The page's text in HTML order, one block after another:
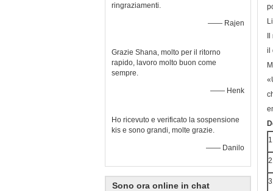
ringraziamenti.
—— Rajen
Grazie Shana, molto per il ritorno
rapido, lavoro molto buon come
sempre.
—— Henk
Ho ricevuto e verificato la sospensione
kis e sono grandi, molte grazie.
—— Danilo
Sono ora online in chat
il